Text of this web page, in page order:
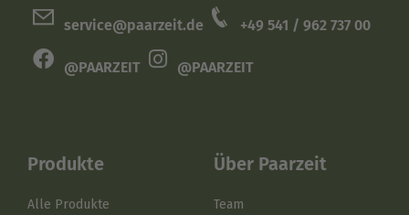
service@paarzeit.de +49 541 / 962 737 00
@PAARZEIT @PAARZEIT
Produkte
Alle Produkte
Über Paarzeit
Team